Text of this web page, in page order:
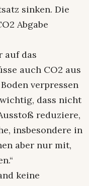
sinken. Die
Abgabe
auf das
auch CO2 aus
verpressen
dass nicht
reduziere,
insbesondere in
aber nur mit,
keine